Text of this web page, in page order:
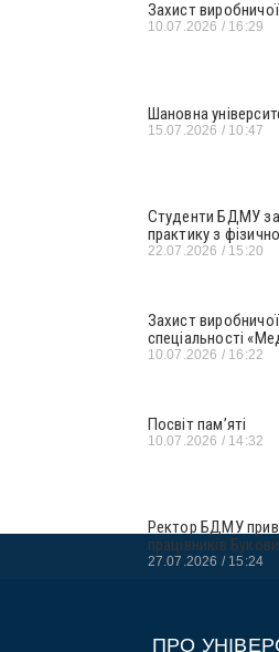
Захист
10.07.2026 16:29
Шановна
15.07.2026 10:47
Студенти БДМУ
практику з
22.07.2026 15:20
Захист
спеціальності
10.07.2026 16:22
Посвіт пам’яті
10.07.2026 14:32
Ректор БДМУ
працівників
27.07.2026 15:24
ПРО